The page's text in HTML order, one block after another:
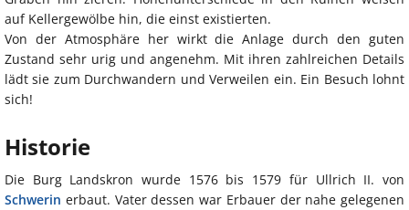
auf Kellergewölbe hin, die einst existierten.
Von der Atmosphäre her wirkt die Anlage durch den guten
Zustand sehr urig und angenehm. Mit ihren zahlreichen Details
lädt sie zum Durchwandern und Verweilen ein. Ein Besuch lohnt
sich!
Historie
Die Burg Landskron wurde 1576 bis 1579 für Ullrich II. von
Schwerin erbaut. Vater dessen war Erbauer der nahe gelegenen